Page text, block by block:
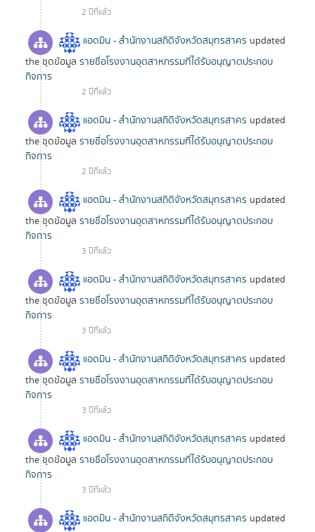
2 ปีที่แล้ว
แอดมิน - สำนักงานสถิติจังหวัดสมุทรสาคร updated
the ชุดข้อมูล รายชื่อโรงงานอุตสาหกรรมที่ได้รับอนุญาตประกอบ
กิจการ
2 ปีที่แล้ว
แอดมิน - สำนักงานสถิติจังหวัดสมุทรสาคร updated
the ชุดข้อมูล รายชื่อโรงงานอุตสาหกรรมที่ได้รับอนุญาตประกอบ
กิจการ
2 ปีที่แล้ว
แอดมิน - สำนักงานสถิติจังหวัดสมุทรสาคร updated
the ชุดข้อมูล รายชื่อโรงงานอุตสาหกรรมที่ได้รับอนุญาตประกอบ
กิจการ
3 ปีที่แล้ว
แอดมิน - สำนักงานสถิติจังหวัดสมุทรสาคร updated
the ชุดข้อมูล รายชื่อโรงงานอุตสาหกรรมที่ได้รับอนุญาตประกอบ
กิจการ
3 ปีที่แล้ว
แอดมิน - สำนักงานสถิติจังหวัดสมุทรสาคร updated
the ชุดข้อมูล รายชื่อโรงงานอุตสาหกรรมที่ได้รับอนุญาตประกอบ
กิจการ
3 ปีที่แล้ว
แอดมิน - สำนักงานสถิติจังหวัดสมุทรสาคร updated
the ชุดข้อมูล รายชื่อโรงงานอุตสาหกรรมที่ได้รับอนุญาตประกอบ
กิจการ
3 ปีที่แล้ว
แอดมิน - สำนักงานสถิติจังหวัดสมุทรสาคร updated